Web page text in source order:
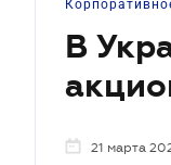
В
21 марта